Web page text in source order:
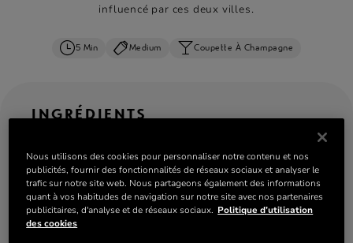
influencé par ces deux villes.
5 Min Medium Coupette À Champagne
INGRÉDIENTS
30 ml de cognac Rémy Martin 1738 Accord Royal
20 ml de Cointreau
10 ml de jus de citron
Nous utilisons des cookies pour personnaliser notre contenu et nos
publicités, fournir des fonctionnalités de réseaux sociaux et analyser le
trafic sur notre site web. Nous partageons également des informations
quant à vos habitudes de navigation sur notre site avec nos partenaires
publicitaires, d'analyse et de réseaux sociaux. Politique d’utilisation
des cookies